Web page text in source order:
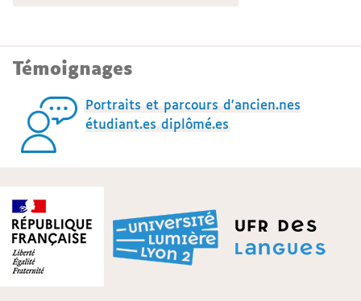
Témoignages
Portraits et parcours d'ancien.nes
étudiant.es diplômé.es